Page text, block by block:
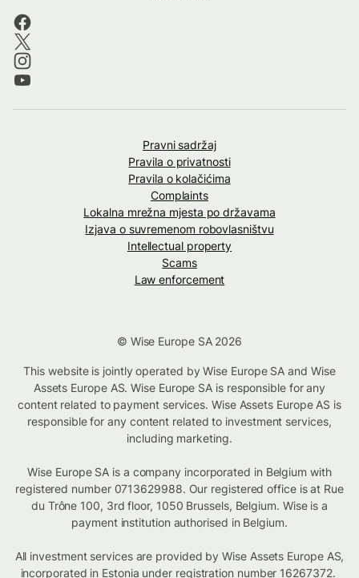
Pravni sadržaj
Pravila o privatnosti
Pravila o kolačićima
Complaints
Lokalna mrežna mjesta po državama
Izjava o suvremenom robovlasništvu
Intellectual property
Scams
Law enforcement
© Wise Europe SA 2026
This website is jointly operated by Wise Europe SA and Wise
Assets Europe AS. Wise Europe SA is responsible for any
content related to payment services. Wise Assets Europe AS is
responsible for any content related to investment services,
including marketing.
Wise Europe SA is a company incorporated in Belgium with
registered number 0713629988. Our registered office is at Rue
du Trône 100, 3rd floor, 1050 Brussels, Belgium. Wise is a
payment institution authorised in Belgium.
All investment services are provided by Wise Assets Europe AS,
incorporated in Estonia under registration number 16267372.